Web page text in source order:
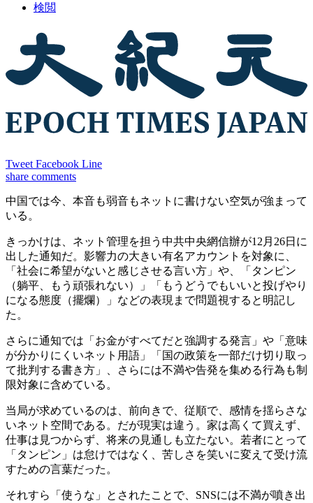
検閲
Tweet Facebook Line
share comments
中国では今、本音も弱音もネットに書けない空気が強まって
いる。
きっかけは、ネット管理を担う中共中央網信辦が12月26日に
出した通知だ。影響力の大きい有名アカウントを対象に、
「社会に希望がないと感じさせる言い方」や、「タンピン
（躺平、もう頑張れない）」「もうどうでもいいと投げやり
になる態度（擺爛）」などの表現まで問題視すると明記し
た。
さらに通知では「お金がすべてだと強調する発言」や「意味
が分かりにくいネット用語」「国の政策を一部だけ切り取っ
て批判する書き方」、さらには不満や告発を集める行為も制
限対象に含めている。
当局が求めているのは、前向きで、従順で、感情を揺らさな
いネット空間である。だが現実は違う。家は高くて買えず、
仕事は見つからず、将来の見通しも立たない。若者にとって
「タンピン」は怠けではなく、苦しさを笑いに変えて受け流
すための言葉だった。
それすら「使うな」とされたことで、SNSには不満が噴き出